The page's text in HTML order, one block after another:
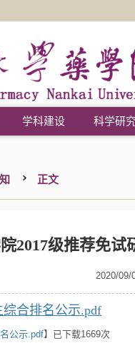
学科建设 科学研
正文
2017级推荐免试
2020/09/
合排名公示.pdf
公示.pdf】已下载1669次